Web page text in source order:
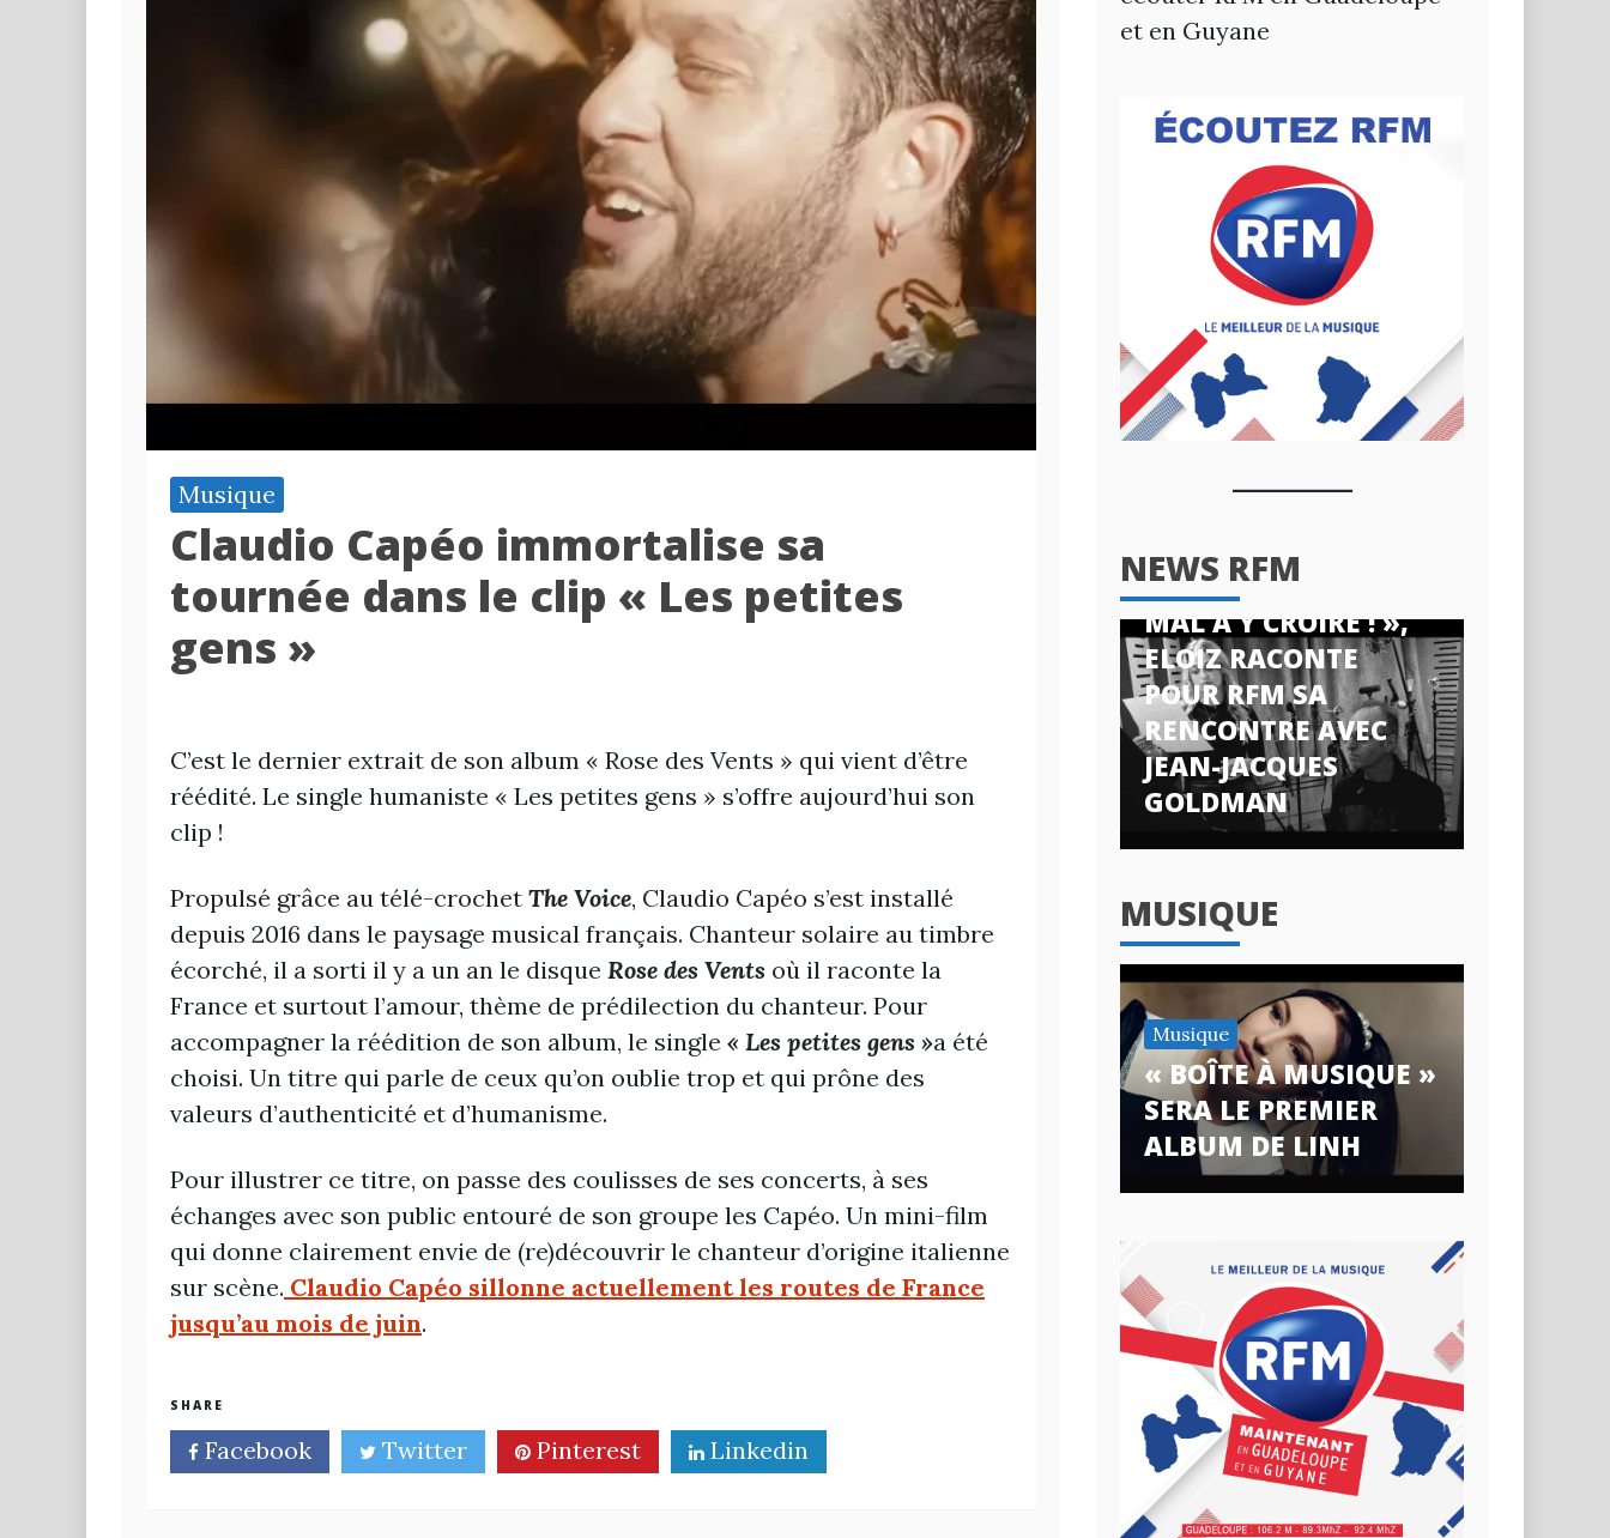
Musique
Claudio Capéo immortalise sa
tournée dans le clip « Les petites
gens »
C’est le dernier extrait de son album « Rose des Vents » qui vient d’être
réédité. Le single humaniste « Les petites gens » s’offre aujourd’hui son
clip !
Propulsé grâce au télé-crochet The Voice, Claudio Capéo s’est installé
depuis 2016 dans le paysage musical français. Chanteur solaire au timbre
écorché, il a sorti il y a un an le disque Rose des Vents où il raconte la
France et surtout l’amour, thème de prédilection du chanteur. Pour
accompagner la réédition de son album, le single « Les petites gens »a été
choisi. Un titre qui parle de ceux qu’on oublie trop et qui prône des
valeurs d’authenticité et d’humanisme.
Pour illustrer ce titre, on passe des coulisses de ses concerts, à ses
échanges avec son public entouré de son groupe les Capéo. Un mini-film
qui donne clairement envie de (re)découvrir le chanteur d’origine italienne
sur scène. Claudio Capéo sillonne actuellement les routes de France
jusqu’au mois de juin.
SHARE
Facebook Twitter Pinterest Linkedin
et en Guyane
NEWS RFM
« J’AI ENCORE DU
MAL À Y CROIRE ! »,
ELOIZ RACONTE
POUR RFM SA
RENCONTRE AVEC
JEAN-JACQUES
GOLDMAN
MUSIQUE
Musique
« BOÎTE À MUSIQUE »
SERA LE PREMIER
ALBUM DE LINH